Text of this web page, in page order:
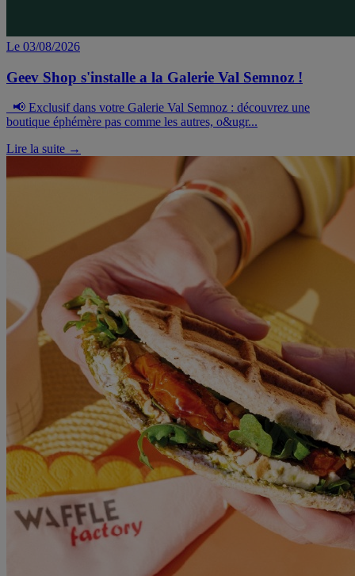
Le 03/08/2026
Geev Shop s'installe a la Galerie Val Semnoz !
📢 Exclusif dans votre Galerie Val Semnoz : découvrez une
boutique éphémère pas comme les autres, o&ugr...
Lire la suite →